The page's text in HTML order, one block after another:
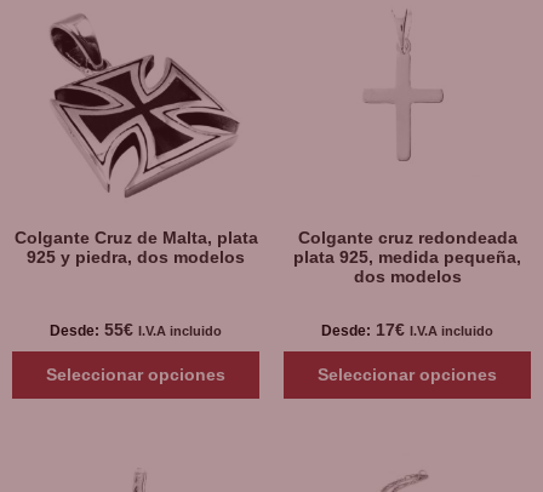
Colgante Cruz de Malta, plata
925 y piedra, dos modelos
Desde: 55€ I.V.A incluido
Seleccionar opciones
Colgante cruz redondeada
plata 925, medida pequeña,
dos modelos
Desde: 17€ I.V.A incluido
Seleccionar opciones